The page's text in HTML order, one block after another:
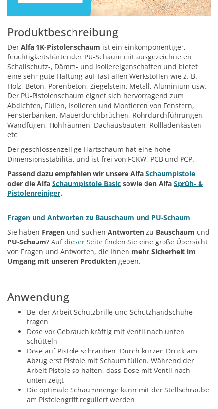
Produktbeschreibung
Der Alfa 1K-Pistolenschaum ist ein einkomponentiger,
feuchtigkeitshärtender PU-Schaum mit ausgezeichneten
Schallschutz-, Dämm- und Isoliereigenschaften und bietet
eine sehr gute Haftung auf fast allen Werkstoffen wie z. B.
Holz, Beton, Porenbeton, Ziegelstein, Metall, Aluminium usw.
Der PU-Pistolenschaum eignet sich hervorragend zum
Abdichten, Füllen, Isolieren und Montieren von Fenstern,
Fensterbänken, Mauerdurchbrüchen, Rohrdurchführungen,
Wandfugen, Hohlräumen, Dachausbauten, Rollladenkästen
etc.
Der geschlossenzellige Hartschaum hat eine hohe
Dimensionsstabilität und ist frei von FCKW, PCB und PCP.
Passend dazu empfehlen wir unsere Alfa Schaumpistole
oder die Alfa Schaumpistole Basic sowie den Alfa Sprüh- &
Pistolenreiniger.
Fragen und Antworten zu Bauschaum und PU-Schaum
Sie haben Fragen und suchen Antworten zu Bauschaum und
PU-Schaum? Aufdieser Seite finden Sie eine große Übersicht
von Fragen und Antworten, die Ihnen mehr Sicherheit im
Umgang mit unseren Produkten geben.
Anwendung
Bei der Arbeit Schutzbrille und Schutzhandschuhe
tragen
Dose vor Gebrauch kräftig mit Ventil nach unten
schütteln
Dose auf Pistole schrauben. Durch kurzen Druck am
Abzug erst Pistole mit Schaum füllen. Während der
Arbeit Pistole so halten, dass Dose mit Ventil nach
unten zeigt
Die optimale Schaummenge kann mit der Stellschraube
am Pistolengriff reguliert werden